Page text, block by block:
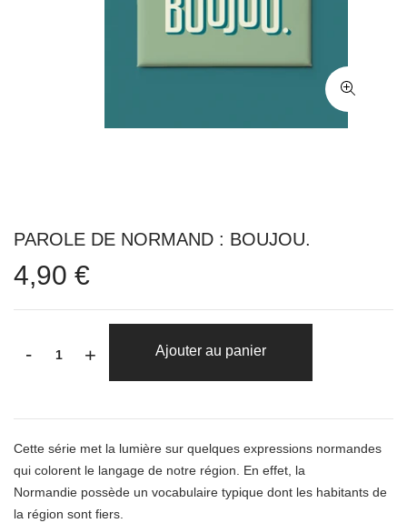
PAROLE DE NORMAND : BOUJOU.
4,90 €
- + Ajouter au panier
Cette série met la lumière sur quelques expressions normandes
qui colorent le langage de notre région. En effet, la
Normandie possède un vocabulaire typique dont les habitants de
la région sont fiers.